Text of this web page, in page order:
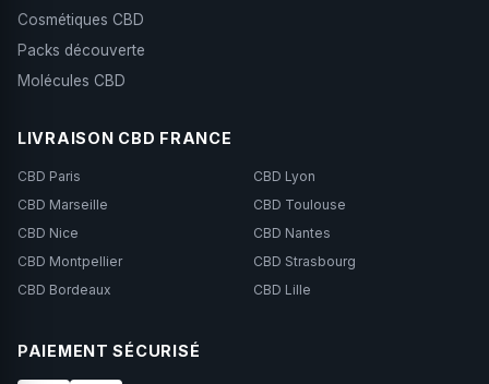
Cosmétiques CBD
Packs découverte
Molécules CBD
LIVRAISON CBD FRANCE
CBD Paris
CBD Lyon
CBD Marseille
CBD Toulouse
CBD Nice
CBD Nantes
CBD Montpellier
CBD Strasbourg
CBD Bordeaux
CBD Lille
PAIEMENT SÉCURISÉ